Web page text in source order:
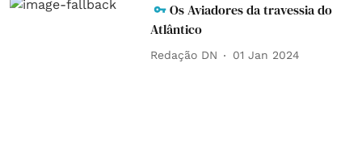
Os Aviadores da travessia do
Atlântico
Redação DN 01 Jan 2024